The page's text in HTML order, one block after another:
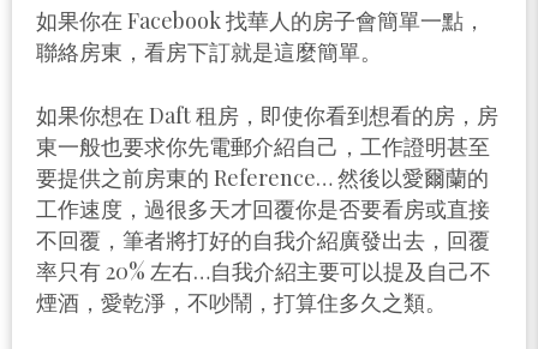
如果你在 Facebook 找華人的房子會簡單一點，
聯絡房東，看房下訂就是這麼簡單。
如果你想在 Daft 租房，即使你看到想看的房，房
東一般也要求你先電郵介紹自己，工作證明甚至
要提供之前房東的 Reference… 然後以愛爾蘭的
工作速度，過很多天才回覆你是否要看房或直接
不回覆，筆者將打好的自我介紹廣發出去，回覆
率只有 20% 左右…自我介紹主要可以提及自己不
煙酒，愛乾淨，不吵鬧，打算住多久之類。